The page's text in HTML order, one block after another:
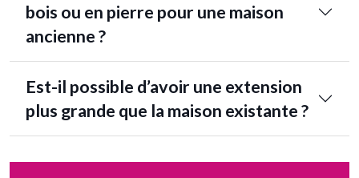
bois ou en pierre pour une maison
ancienne ?
Est-il possible d’avoir une extension
plus grande que la maison existante ?